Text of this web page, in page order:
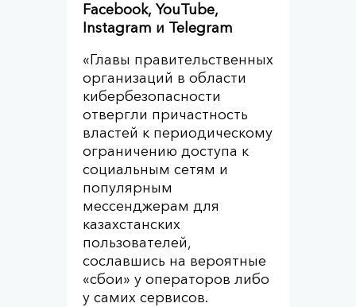
Facebook, YouTube,
Instagram и Telegram
«Главы правительственных
организаций в области
кибербезопасности
отвергли причастность
властей к периодическому
ограничению доступа к
социальным сетям и
популярным
мессенджерам для
казахстанских
пользователей,
сославшись на вероятные
«сбои» у операторов либо
у самих сервисов.